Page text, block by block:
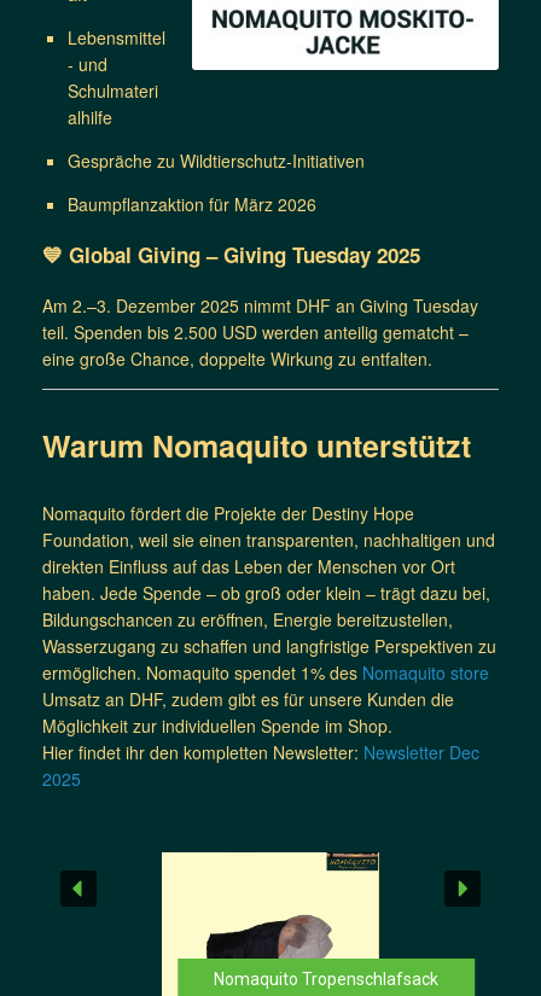
Lebensmittel
- und
Schulmateri
alhilfe
Gespräche zu Wildtierschutz-Initiativen
Baumpflanzaktion für März 2026
💙 Global Giving – Giving Tuesday 2025
Am 2.–3. Dezember 2025 nimmt DHF an Giving Tuesday
teil. Spenden bis 2.500 USD werden anteilig gematcht –
eine große Chance, doppelte Wirkung zu entfalten.
Warum Nomaquito unterstützt
Nomaquito fördert die Projekte der Destiny Hope
Foundation, weil sie einen transparenten, nachhaltigen und
direkten Einfluss auf das Leben der Menschen vor Ort
haben. Jede Spende – ob groß oder klein – trägt dazu bei,
Bildungschancen zu eröffnen, Energie bereitzustellen,
Wasserzugang zu schaffen und langfristige Perspektiven zu
ermöglichen. Nomaquito spendet 1% des Nomaquito store
Umsatz an DHF, zudem gibt es für unsere Kunden die
Möglichkeit zur individuellen Spende im Shop.
Hier findet ihr den kompletten Newsletter: Newsletter Dec
2025
Nomaquito Tropenschlafsack